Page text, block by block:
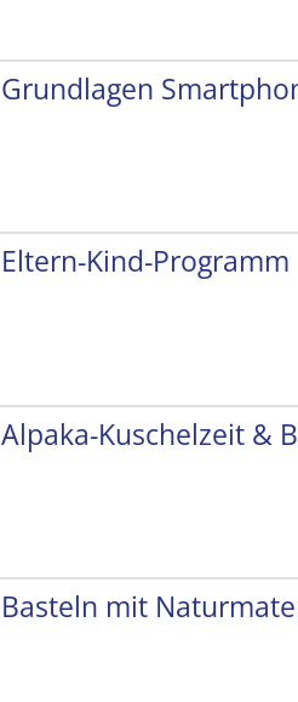
Grundlagen
Eltern-Kind-Programm
Alpaka-Kuschelzeit &
Basteln mit